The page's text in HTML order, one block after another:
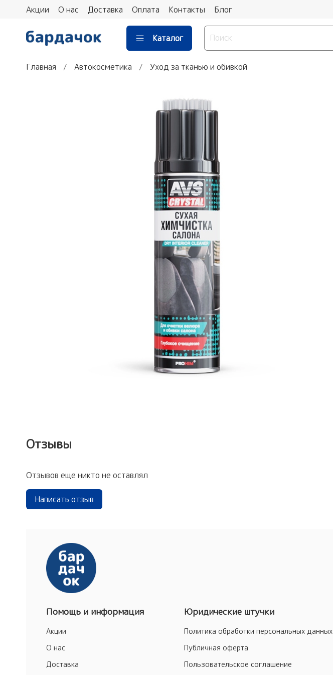
Акции О нас Доставка Оплата Контакты Блог
Каталог
Главная Автокосметика Уход за тканью и обивкой
Отзывы
Отзывов еще никто не оставлял
Написать отзыв
Помощь и информация
Акции
О нас
Доставка
Юридические штучки
Политика обработки персональных данных
Публичная оферта
Пользовательское соглашение